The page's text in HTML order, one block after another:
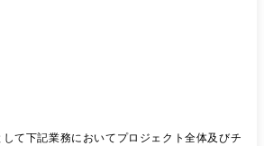
て下記業務においてプロジェクト全体及びチ